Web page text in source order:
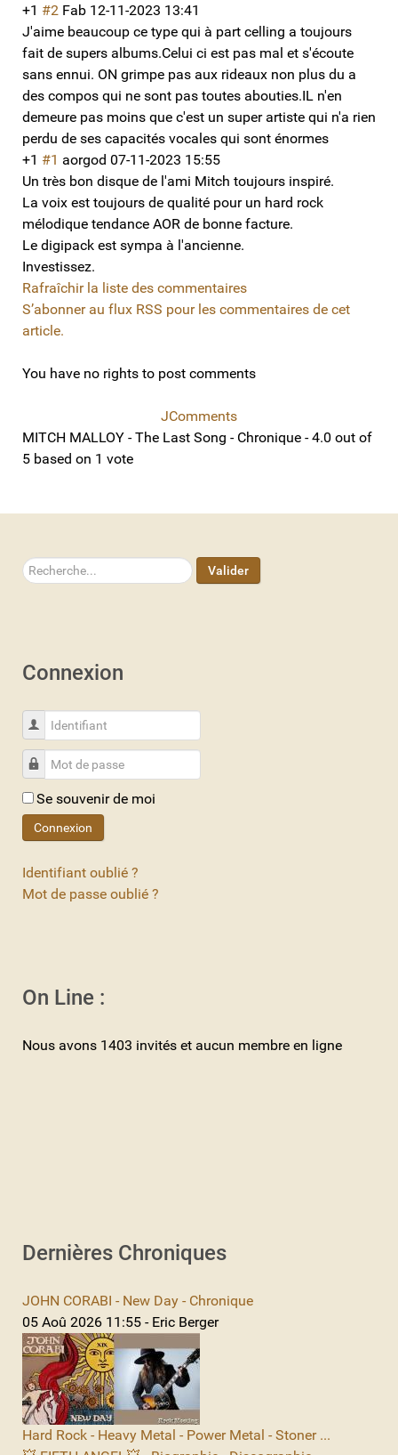
+1 #2 Fab 12-11-2023 13:41
J'aime beaucoup ce type qui à part celling a toujours
fait de supers albums.Celui ci est pas mal et s'écoute
sans ennui. ON grimpe pas aux rideaux non plus du a
des compos qui ne sont pas toutes abouties.IL n'en
demeure pas moins que c'est un super artiste qui n'a rien
perdu de ses capacités vocales qui sont énormes
+1 #1 aorgod 07-11-2023 15:55
Un très bon disque de l'ami Mitch toujours inspiré.
La voix est toujours de qualité pour un hard rock
mélodique tendance AOR de bonne facture.
Le digipack est sympa à l'ancienne.
Investissez.
Rafraîchir la liste des commentaires
S’abonner au flux RSS pour les commentaires de cet
article.
You have no rights to post comments
JComments
MITCH MALLOY - The Last Song - Chronique -4.0 out of
5 based on 1 vote
Rechercher Valider
Connexion
Identifiant
Mot de passe
Se souvenir de moi
Connexion
Identifiant oublié ?
Mot de passe oublié ?
On Line :
Nous avons 1403 invités et aucun membre en ligne
Dernières Chroniques
JOHN CORABI - New Day - Chronique
05 Aoû 2026 11:55 - Eric Berger
Hard Rock - Heavy Metal - Power Metal - Stoner ...